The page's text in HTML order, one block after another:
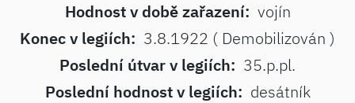
Hodnost v době zařazení: vojín
Konec v legiích: 3.8.1922 ( Demobilizován )
Poslední útvar v legiích: 35.p.pl.
Poslední hodnost v legiích: desátník